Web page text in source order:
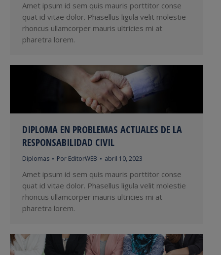
Amet ipsum id sem quis mauris porttitor conse
quat id vitae dolor. Phasellus ligula velit molestie
rhoncus ullamcorper mauris ultricies mi at
pharetra lorem.
DIPLOMA EN PROBLEMAS ACTUALES DE LA
RESPONSABILIDAD CIVIL
Diplomas Por EditorWEB abril 10, 2023
Amet ipsum id sem quis mauris porttitor conse
quat id vitae dolor. Phasellus ligula velit molestie
rhoncus ullamcorper mauris ultricies mi at
pharetra lorem.